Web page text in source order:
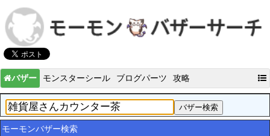
バザー モンスターシール ブログパーツ 攻略
モーモンバザー検索